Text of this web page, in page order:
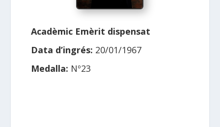
Acadèmic Emèrit dispensat
Data d’ingrés: 20/01/1967
Medalla: Nº23